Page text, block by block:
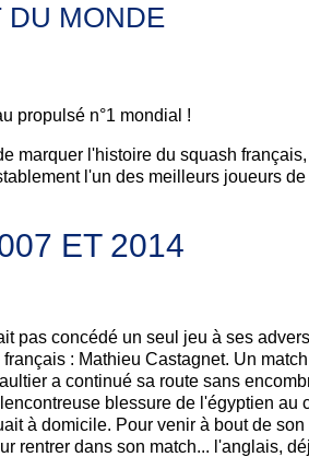
DU MONDE
propulsé n°1 mondial !
marquer l'histoire du squash
l'un des meilleurs joueurs
ET 2014
pas concédé un seul jeu à ses
: Mathieu Castagnet. Un
a continué sa route sans
blessure de l'égyptien au
à domicile. Pour venir à bout de
rentrer dans son match... l'anglais,